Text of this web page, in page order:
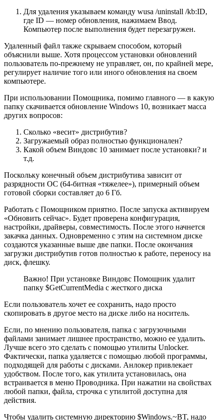
Для удаления указываем команду wusa /uninstall /kb:ID,
где ID — номер обновления, нажимаем Ввод.
Компьютер после выполнения будет перезагружен.
Удаленный файл также скрываем способом, который
объяснили выше. Хотя процессом установки обновлений
пользователь по-прежнему не управляет, он, по крайней мере,
регулирует наличие того или иного обновления на своем
компьютере.
При использовании Помощника, помимо главного — в какую
папку скачивается обновление Windows 10, возникает масса
других вопросов:
Сколько «весит» дистрибутив?
Загружаемый образ полностью функционален?
Какой объем Виндовс 10 занимает после установки? и
т.д.
Поскольку конечный объем дистрибутива зависит от
разрядности ОС (64-битная «тяжелее»), примерный объем
готовой сборки составляет до 6 Гб.
Работать с Помощником приятно. После запуска активируем
«Обновить сейчас». Будет проверена конфигурация,
настройки, драйверы, совместимость. После этого начнется
закачка данных. Одновременно с этим на системном диске
создаются указанные выше две папки. После окончания
загрузки дистрибутив готов полностью к работе, переносу на
диск, флешку.
Важно! При установке Виндовс Помощник удалит
папку $GetCurrentMedia с жесткого диска
Если пользователь хочет ее сохранить, надо просто
скопировать в другое место на диске либо на носитель.
Если, по мнению пользователя, папка с загрузочными
файлами занимает лишнее пространство, можно ее удалить.
Лучше всего это сделать с помощью утилиты Unlocker.
Фактически, папка удаляется с помощью любой программы,
подходящей для работы с дисками. Анлокер привлекает
удобством. После того, как утилита установилась, она
встраивается в меню Проводника. При нажатии на свойствах
любой папки, файла, строчка с утилитой доступна для
действия.
Чтобы удалить системную директорию $Windows.~BT, надо